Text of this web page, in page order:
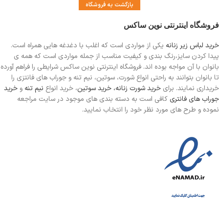
بازگشت به فروشگاه
فروشگاه اینترنتی نوین ساکس
خرید لباس زیر زنانه یکی از مواردی است که اغلب با دغدغه هایی همراه است.
پیدا کردن سایز،رنگ بندی و کیفیت مناسب از جمله مواردی است که همه ی
بانوان با آن مواجه بوده اند. فروشگاه اینترنتی نوین ساکس شرایطی را فراهم آورده
تا بانوان بتوانند به راحتی انواع شورت، سوتین، نیم تنه و جوراب های فانتزی را
خریداری نمایند. برای خرید شورت زنانه، خرید سوتین، خرید انواع نیم تنه و خرید
جوراب های فانتری کافی است به دسته بندی های موجود در سایت مراجعه
نموده و طرح های مورد نظر خود را انتخاب نمایید.